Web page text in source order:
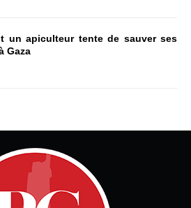
un apiculteur tente de sauver ses
Gaza